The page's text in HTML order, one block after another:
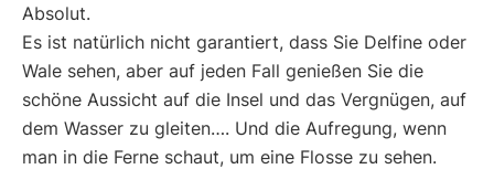
Absolut.
Es ist natürlich nicht garantiert, dass Sie Delfine oder
Wale sehen, aber auf jeden Fall genießen Sie die
schöne Aussicht auf die Insel und das Vergnügen, auf
dem Wasser zu gleiten…. Und die Aufregung, wenn
man in die Ferne schaut, um eine Flosse zu sehen.